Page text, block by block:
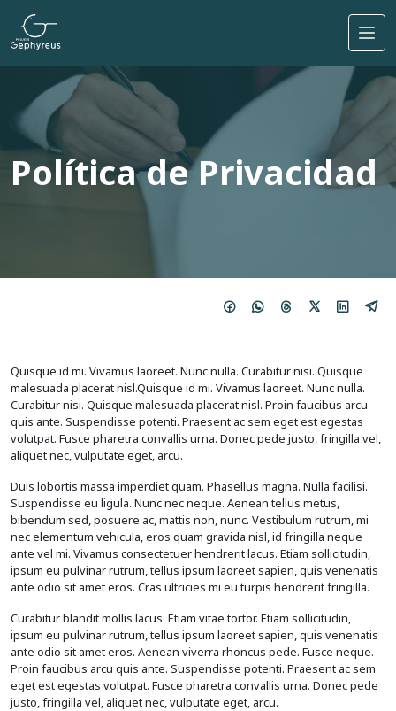
Pasar al contenido principal
Política de Privacidad
Quisque id mi. Vivamus laoreet. Nunc nulla. Curabitur nisi. Quisque
malesuada placerat nisl.Quisque id mi. Vivamus laoreet. Nunc nulla.
Curabitur nisi. Quisque malesuada placerat nisl. Proin faucibus arcu
quis ante. Suspendisse potenti. Praesent ac sem eget est egestas
volutpat. Fusce pharetra convallis urna. Donec pede justo, fringilla vel,
aliquet nec, vulputate eget, arcu.
Duis lobortis massa imperdiet quam. Phasellus magna. Nulla facilisi.
Suspendisse eu ligula. Nunc nec neque. Aenean tellus metus,
bibendum sed, posuere ac, mattis non, nunc. Vestibulum rutrum, mi
nec elementum vehicula, eros quam gravida nisl, id fringilla neque
ante vel mi. Vivamus consectetuer hendrerit lacus. Etiam sollicitudin,
ipsum eu pulvinar rutrum, tellus ipsum laoreet sapien, quis venenatis
ante odio sit amet eros. Cras ultricies mi eu turpis hendrerit fringilla.
Curabitur blandit mollis lacus. Etiam vitae tortor. Etiam sollicitudin,
ipsum eu pulvinar rutrum, tellus ipsum laoreet sapien, quis venenatis
ante odio sit amet eros. Aenean viverra rhoncus pede. Fusce neque.
Proin faucibus arcu quis ante. Suspendisse potenti. Praesent ac sem
eget est egestas volutpat. Fusce pharetra convallis urna. Donec pede
justo, fringilla vel, aliquet nec, vulputate eget, arcu.